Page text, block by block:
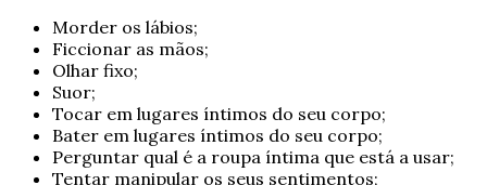
Morder os lábios;
Ficcionar as mãos;
Olhar fixo;
Suor;
Tocar em lugares íntimos do seu corpo;
Bater em lugares íntimos do seu corpo;
Perguntar qual é a roupa íntima que está a usar;
Tentar manipular os seus sentimentos;